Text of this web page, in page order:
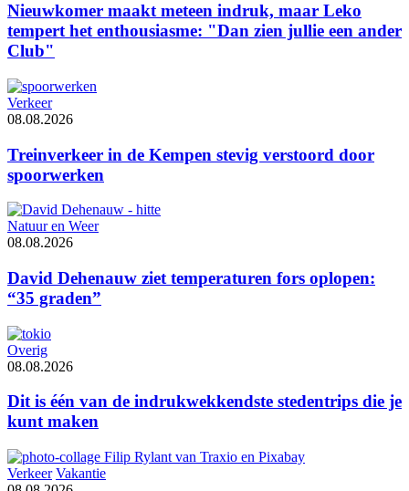
Nieuwkomer maakt meteen indruk, maar Leko
tempert het enthousiasme: "Dan zien jullie een ander
Club"
Verkeer
08.08.2026
Treinverkeer in de Kempen stevig verstoord door
spoorwerken
Natuur en Weer
08.08.2026
David Dehenauw ziet temperaturen fors oplopen:
“35 graden”
Overig
08.08.2026
Dit is één van de indrukwekkendste stedentrips die je
kunt maken
Verkeer Vakantie